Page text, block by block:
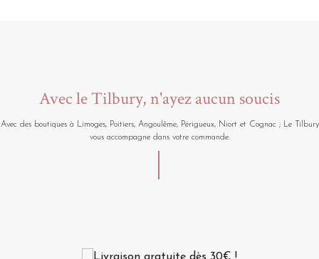
Avec le Tilbury, n'ayez aucun soucis
Avec des boutiques à Limoges, Poitiers, Angoulême, Périgueux, Niort et Cognac ; Le Tilbury
vous accompagne dans votre commande.